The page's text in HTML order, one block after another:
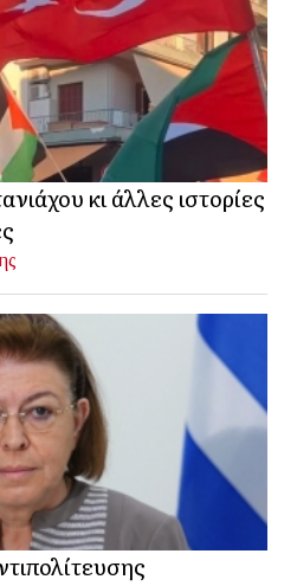
κι άλλες ιστορίες